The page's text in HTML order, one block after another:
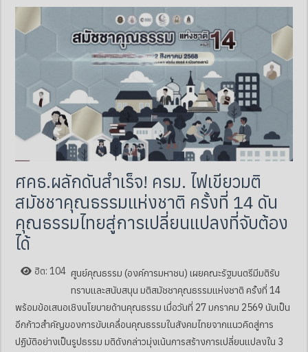
ศคธ.ผลักดันสำเร็จ! ครม. ไฟเขียวมติ
สมัชชาคุณธรรมแห่งชาติ ครั้งที่ 14 ดัน
คุณธรรมไทยสู่การเปลี่ยนแปลงที่จับต้อง
ได้
ฮิต: 104 ศูนย์คุณธรรม (องค์การมหาชน) เผยคณะรัฐมนตรีมีมติรับ
ทราบและสนับสนุน มติสมัชชาคุณธรรมแห่งชาติ ครั้งที่ 14
พร้อมข้อเสนอเชิงนโยบายด้านคุณธรรม เมื่อวันที่ 27 มกราคม 2569 นับเป็น
อีกก้าวสำคัญของการขับเคลื่อนคุณธรรมในสังคมไทยจากแนวคิดสู่การ
ปฏิบัติอย่างเป็นรูปธรรม มติดังกล่าวมุ่งเน้นการสร้างการเปลี่ยนแปลงใน 3